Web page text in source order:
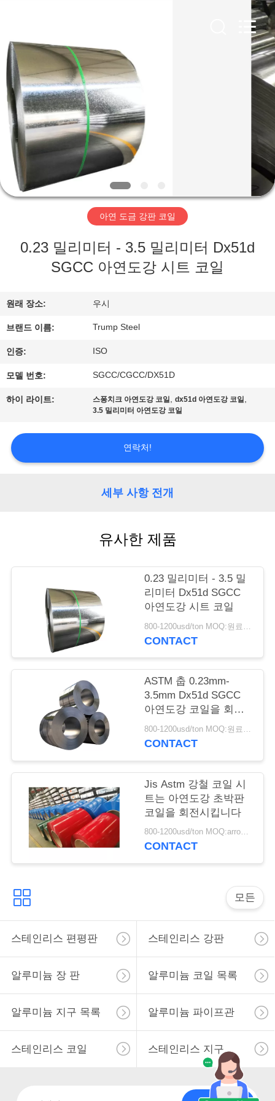
집
제
품
비
디
관
한
것
공
장
저
락
을
청
하
십
시
오
사
HONGJINMILAI
STEEL
CO.,LTD.
All
Rights
Reserved.
아연 도금 강판 코일
0.23 밀리미터 - 3.5 밀리미터 Dx51d
SGCC 아연도강 시트 코일
원래 장소: 우시
브랜드 이름: Trump Steel
인증: ISO
모델 번호: SGCC/CGCC/DX51D
하이 라이트: 스퐁치크 아연도강 코일,dx51d 아연도강 코일,
3.5 밀리미터 아연도강 코일
연락처!
세부 사항 전개
유사한 제품
0.23 밀리미터 - 3.5 밀
리미터 Dx51d SGCC
아연도강 시트 코일
800-1200usd/ton MOQ:원료 크기를 아로르딩
CONTACT
ASTM 춥 0.23mm-
3.5mm Dx51d SGCC
아연도강 코일을 회전
시켰습니다
800-1200usd/ton MOQ:원료 크기를 아로르딩
CONTACT
Jis Astm 강철 코일 시
트는 아연도강 초박판
코일을 회전시킵니다
800-1200usd/ton MOQ:arroding 재료 크기
CONTACT
모든
스테인리스 편평판 스테인리스 강판
알루미늄 장 판 알루미늄 코일 목록
알루미늄 지구 목록 알루미늄 파이프관
스테인리스 코일 스테인리스 지구